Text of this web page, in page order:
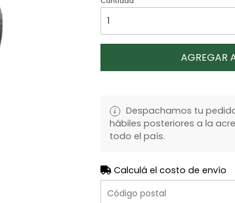
AGREGAR
Despachamos tu
hábiles posteriores a la
todo el país.
Calculá el costo de envío